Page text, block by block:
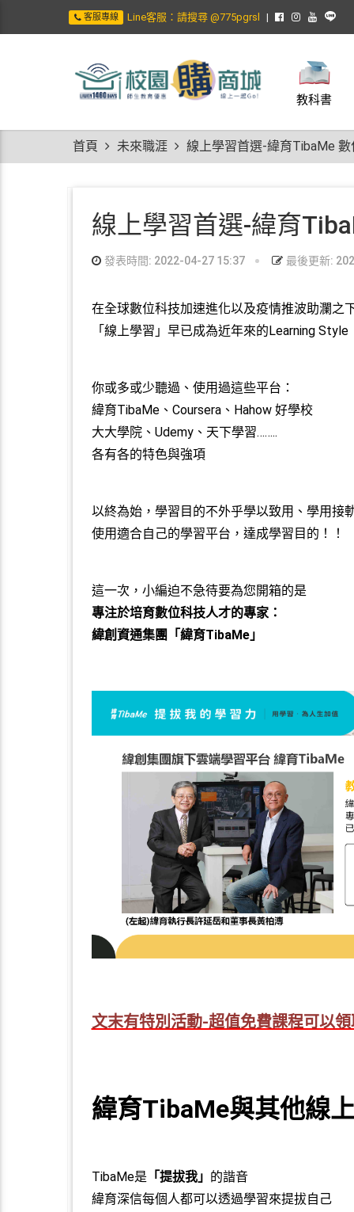
客服專線 Line客服：請搜尋 @775pgrsl
教科書
首頁 未來職涯 線上學習首選-緯育TibaMe
線上學習首選-緯育
發表時間: 2022-04-27 15:37 最後更新:
在全球數位科技加速進化以及疫情推波助瀾之
「線上學習」早已成為近年來的Learning Style
你或多或少聽過、使用過這些平台：
緯育TibaMe、Coursera、Hahow 好學校
大大學院、Udemy、天下學習……..
各有各的特色與強項
以終為始，學習目的不外乎學以致用、學用接
使用適合自己的學習平台，達成學習目的！！
這一次，小編迫不急待要為您開箱的是
專注於培育數位科技人才的專家：
緯創資通集團「緯育TibaMe」
文末有特別活動-超值免費課程可以
緯育TibaMe與其他線
TibaMe是 「提拔我」 的諧音
緯育深信每個人都可以透過學習來提拔自己